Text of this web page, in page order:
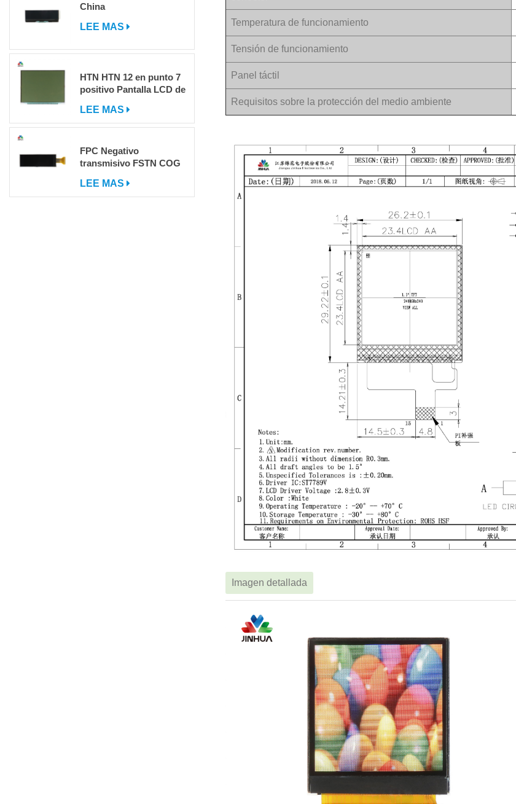
China
LEE MAS
HTN HTN 12 en punto 7
positivo Pantalla LCD de
LEE MAS
FPC Negativo
transmisivo FSTN COG
con IC
LEE MAS
Temperatura de funcionamiento
Tensión de funcionamiento
Panel táctil
Requisitos sobre la protección del medio ambiente
Imagen detallada